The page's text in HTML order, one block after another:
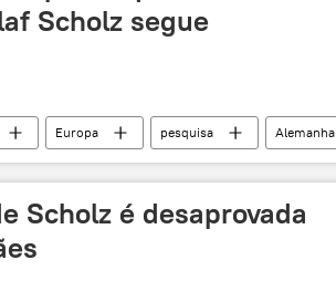
Scholz segue
Europa pesquisa
Alemanha
União Social Cristã
índice de aprovação
Scholz é desaprovada